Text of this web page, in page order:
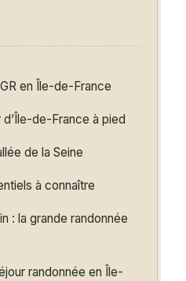
en Île-de-France
d’Île-de-France à pied
de la Seine
à connaître
: la grande randonnée
randonnée en Île-